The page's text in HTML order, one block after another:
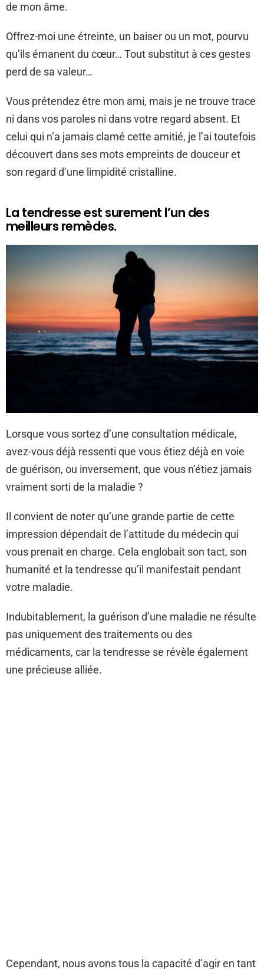
de mon âme.
Offrez-moi une étreinte, un baiser ou un mot, pourvu
qu’ils émanent du cœur… Tout substitut à ces gestes
perd de sa valeur…
Vous prétendez être mon ami, mais je ne trouve trace
ni dans vos paroles ni dans votre regard absent. Et
celui qui n’a jamais clamé cette amitié, je l’ai toutefois
découvert dans ses mots empreints de douceur et
son regard d’une limpidité cristalline.
La tendresse est surement l’un des
meilleurs remèdes.
Lorsque vous sortez d’une consultation médicale,
avez-vous déjà ressenti que vous étiez déjà en voie
de guérison, ou inversement, que vous n’étiez jamais
vraiment sorti de la maladie ?
Il convient de noter qu’une grande partie de cette
impression dépendait de l’attitude du médecin qui
vous prenait en charge. Cela englobait son tact, son
humanité et la tendresse qu’il manifestait pendant
votre maladie.
Indubitablement, la guérison d’une maladie ne résulte
pas uniquement des traitements ou des
médicaments, car la tendresse se révèle également
une précieuse alliée.
Cependant, nous avons tous la capacité d’agir en tant